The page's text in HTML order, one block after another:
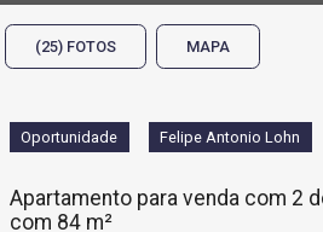
(25) FOTOS MAPA
Oportunidade Felipe Antonio Lohn
Apartamento para venda com 2
com 84 m²